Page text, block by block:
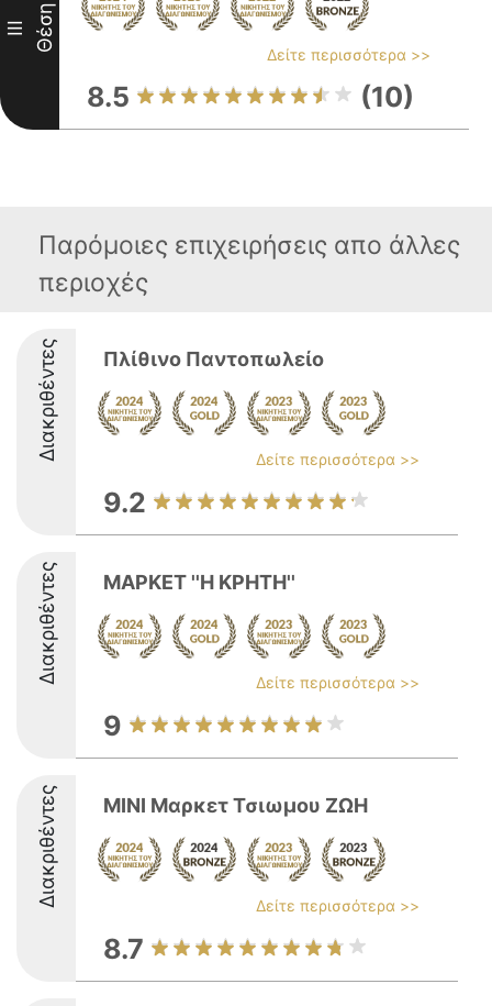
III Θέση
Δείτε περισσότερα >>
8.5 (10)
Παρόμοιες επιχειρήσεις απο άλλες
περιοχές
Διακριθέντες Πλίθινο Παντοπωλείο
Δείτε περισσότερα >>
9.2
Διακριθέντες ΜΑΡΚΕΤ ''Η ΚΡΗΤΗ''
Δείτε περισσότερα >>
9
Διακριθέντες ΜΙΝΙ Μαρκετ Τσιωμου ΖΩΗ
Δείτε περισσότερα >>
8.7